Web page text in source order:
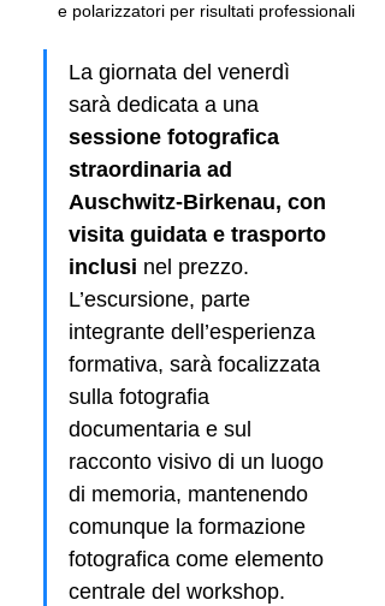
e polarizzatori per risultati professionali
La giornata del venerdì
sarà dedicata a una
sessione fotografica
straordinaria ad
Auschwitz-Birkenau, con
visita guidata e trasporto
inclusi nel prezzo.
L’escursione, parte
integrante dell’esperienza
formativa, sarà focalizzata
sulla fotografia
documentaria e sul
racconto visivo di un luogo
di memoria, mantenendo
comunque la formazione
fotografica come elemento
centrale del workshop.